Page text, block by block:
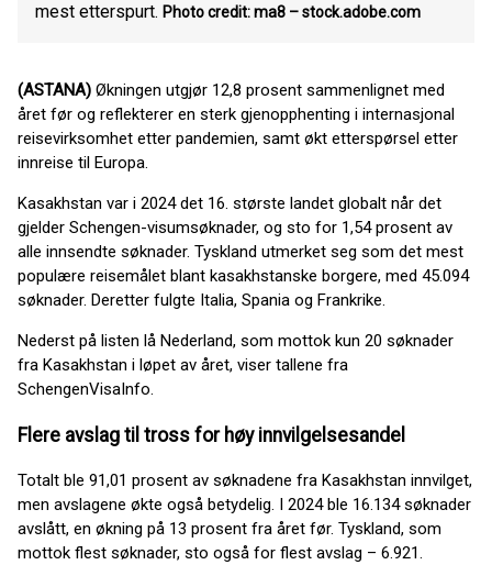
mest etterspurt. Photo credit: ma8 – stock.adobe.com
(ASTANA) Økningen utgjør 12,8 prosent sammenlignet med
året før og reflekterer en sterk gjenopphenting i internasjonal
reisevirksomhet etter pandemien, samt økt etterspørsel etter
innreise til Europa.
Kasakhstan var i 2024 det 16. største landet globalt når det
gjelder Schengen-visumsøknader, og sto for 1,54 prosent av
alle innsendte søknader. Tyskland utmerket seg som det mest
populære reisemålet blant kasakhstanske borgere, med 45.094
søknader. Deretter fulgte Italia, Spania og Frankrike.
Nederst på listen lå Nederland, som mottok kun 20 søknader
fra Kasakhstan i løpet av året, viser tallene fra
SchengenVisaInfo.
Flere avslag til tross for høy innvilgelsesandel
Totalt ble 91,01 prosent av søknadene fra Kasakhstan innvilget,
men avslagene økte også betydelig. I 2024 ble 16.134 søknader
avslått, en økning på 13 prosent fra året før. Tyskland, som
mottok flest søknader, sto også for flest avslag – 6.921.